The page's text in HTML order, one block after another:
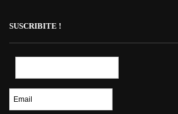
SUSCRIBITE !